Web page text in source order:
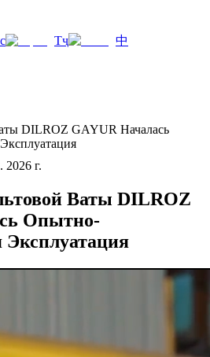
Тҷ 中
DILROZ GAYUR Началась
г.
Ваты DILROZ
Опытно-